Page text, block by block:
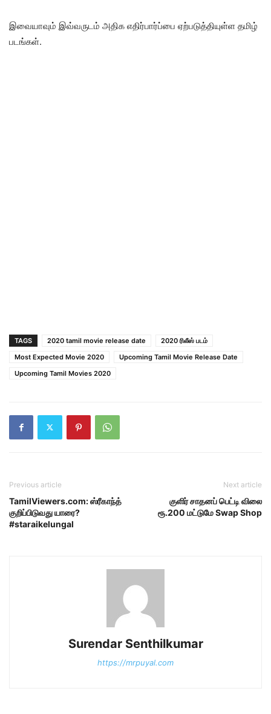
இவையாவும் இவ்வருடம் அதிக எதிர்பார்ப்பை ஏற்படுத்தியுள்ள தமிழ்
படங்கள்.
TAGS 2020 tamil movie release date
2020 ரிலீஸ் படம்
Most Expected Movie 2020
Upcoming Tamil Movie Release Date
Upcoming Tamil Movies 2020
Previous article
TamilViewers.com: ஸ்ரீகாந்த்
குறிப்பிடுவது யாரை?
#staraikelungal
Next article
குளிர் சாதனப் பெட்டி விலை
ரூ.200 மட்டுமே Swap Shop
Surendar Senthilkumar
https://mrpuyal.com